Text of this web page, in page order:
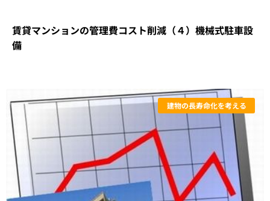
賃貸マンションの管理費コスト削減（４）機械式駐車設
備
建物の長寿命化を考える